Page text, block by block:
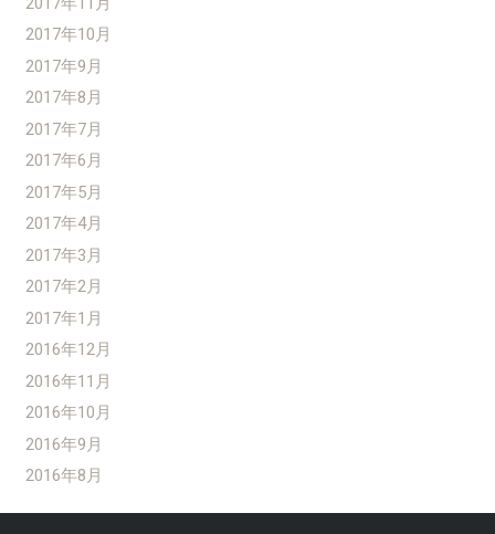
2017年10月
2017年9月
2017年8月
2017年7月
2017年6月
2017年5月
2017年4月
2017年3月
2017年2月
2017年1月
2016年12月
2016年11月
2016年10月
2016年9月
2016年8月